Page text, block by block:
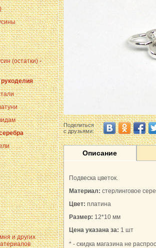
(остатки) -
и других
Поделиться
с друзьями:
Описание
Подвеска цветок.
Материал: стерлинговое
Цвет: платина
Размер: 12*10 мм
Цена указана за: 1 шт
* - скидка магазина не